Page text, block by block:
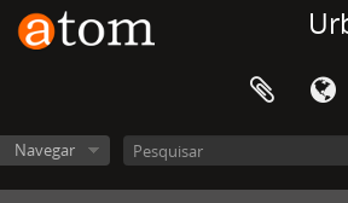
Navegar